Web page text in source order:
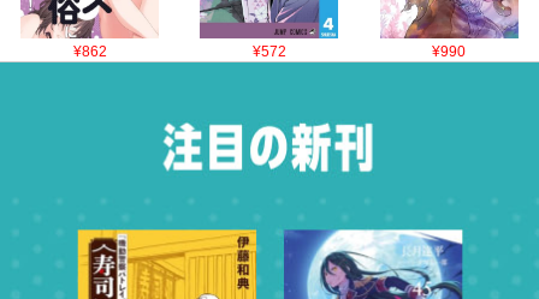
¥862 ¥572 ¥990